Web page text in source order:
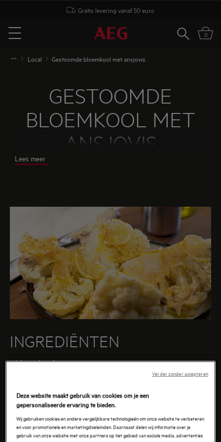
Gratis levering vanaf 50 euro
Menu
Zoeken0
Local Gestoomde bloemkool met ansjovis
GESTOOMDE
BLOEMKOOL MET
ANSJOVIS
Voor dit recept van sterrenchef David Martin is het
ansjovis kun je ook wat geroosterde amandelen
aan de bloemkool toevoegen voor een knapperige
toets.
Lees meer
INGREDIËNTEN
1 bloemkool
Deze website maakt gebruik van cookies om je een
gepersonaliseerde ervaring te bieden.
Wij gebruiken cookies en andere vergelijkbare technologieën om onze website te verbeteren
en voor promotionele en marketingdoeleinden. Daarnaast delen wij informatie over je
gebruik van onze website met onze partners op het gebied van sociale media, advertenties
Verder zonder accepteren